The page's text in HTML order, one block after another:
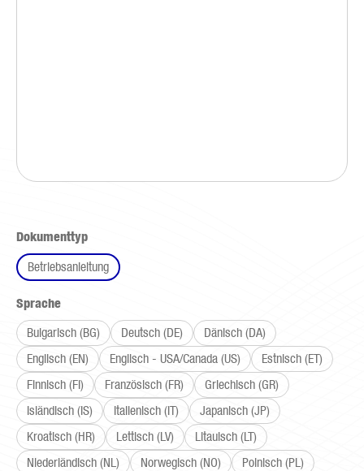
Dokumenttypauswählen
Betriebsanleitung
Spracheauswählen
Bulgarisch (BG)
Deutsch (DE)
Dänisch (DA)
Englisch (EN)
Englisch - USA/Canada (US)
Estnisch (ET)
Finnisch (FI)
Französisch (FR)
Griechisch (GR)
Isländisch (IS)
Italienisch (IT)
Japanisch (JP)
Kroatisch (HR)
Lettisch (LV)
Litauisch (LT)
Niederländisch (NL)
Norwegisch (NO)
Polnisch (PL)